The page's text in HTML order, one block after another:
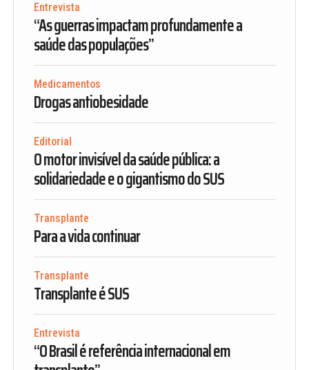
Entrevista
“As guerras impactam profundamente a
saúde das populações”
Medicamentos
Drogas antiobesidade
Editorial
O motor invisível da saúde pública: a
solidariedade e o gigantismo do SUS
Transplante
Para a vida continuar
Transplante
Transplante é SUS
Entrevista
“O Brasil é referência internacional em